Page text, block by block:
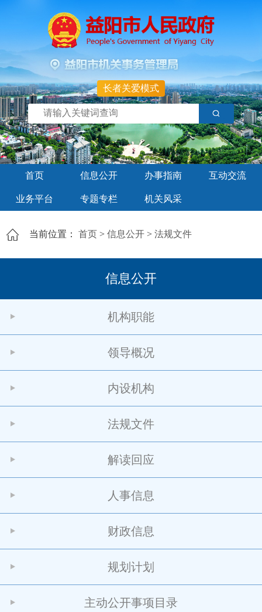
长者关爱模式
首页 信息公开 办事指南 互动交流
业务平台 专题专栏 机关风采
当前位置： 首页 > 信息公开 > 法规文件
信息公开
机构职能
领导概况
内设机构
法规文件
解读回应
人事信息
财政信息
规划计划
主动公开事项目录